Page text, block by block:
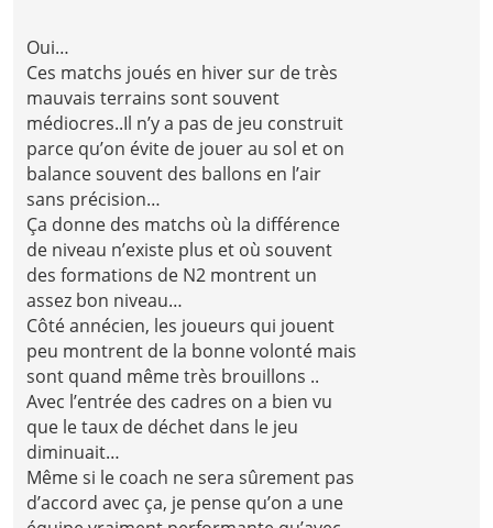
Oui…
Ces matchs joués en hiver sur de très
mauvais terrains sont souvent
médiocres..Il n’y a pas de jeu construit
parce qu’on évite de jouer au sol et on
balance souvent des ballons en l’air
sans précision…
Ça donne des matchs où la différence
de niveau n’existe plus et où souvent
des formations de N2 montrent un
assez bon niveau…
Côté annécien, les joueurs qui jouent
peu montrent de la bonne volonté mais
sont quand même très brouillons ..
Avec l’entrée des cadres on a bien vu
que le taux de déchet dans le jeu
diminuait…
Même si le coach ne sera sûrement pas
d’accord avec ça, je pense qu’on a une